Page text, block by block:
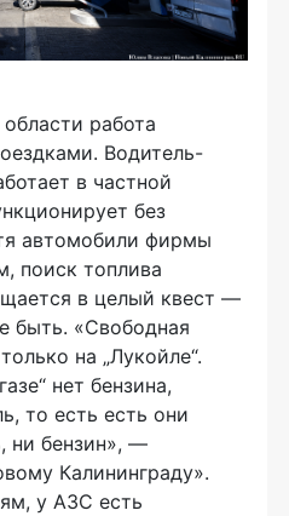
работа
Водитель-
в частной
без
автомобили фирмы
поиск топлива
в целый квест —
быть. «Свободная
на „Лукойле“.
нет бензина,
то есть есть они
ни бензин», —
Калининграду».
у АЗС есть